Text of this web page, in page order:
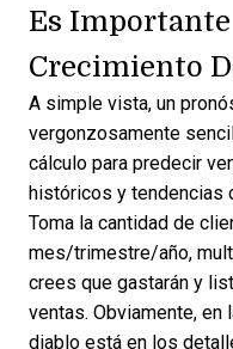
Es Importante
Crecimiento
A simple vista, un
vergonzosamente
cálculo para predecir
históricos y tendencias
Toma la cantidad de
mes/trimestre/año,
crees que gastarán y
ventas. Obviamente, en
diablo está en los